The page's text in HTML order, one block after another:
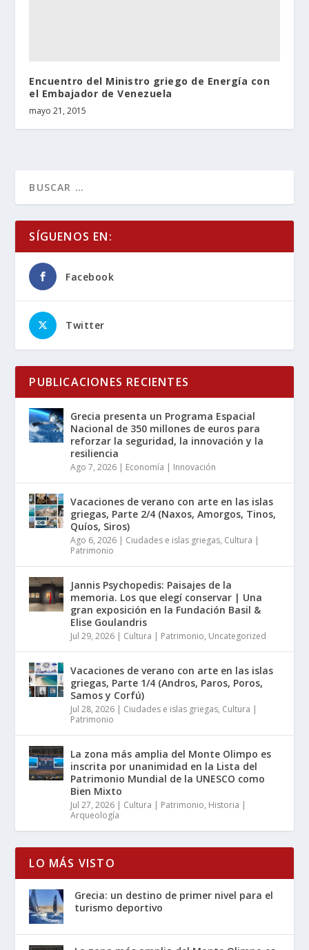
Encuentro del Ministro griego de Energía con
el Embajador de Venezuela
mayo 21, 2015
SÍGUENOS EN:
Facebook
Twitter
PUBLICACIONES RECIENTES
Grecia presenta un Programa Espacial
Nacional de 350 millones de euros para
reforzar la seguridad, la innovación y la
resiliencia
Ago 7, 2026 | Economía | Innovación
Vacaciones de verano con arte en las islas
griegas, Parte 2/4 (Naxos, Amorgos, Tinos,
Quíos, Siros)
Ago 6, 2026 | Ciudades e islas griegas, Cultura |
Patrimonio
Jannis Psychopedis: Paisajes de la
memoria. Los que elegí conservar | Una
gran exposición en la Fundación Basil &
Elise Goulandris
Jul 29, 2026 | Cultura | Patrimonio, Uncategorized
Vacaciones de verano con arte en las islas
griegas, Parte 1/4 (Andros, Paros, Poros,
Samos y Corfú)
Jul 28, 2026 | Ciudades e islas griegas, Cultura |
Patrimonio
La zona más amplia del Monte Olimpo es
inscrita por unanimidad en la Lista del
Patrimonio Mundial de la UNESCO como
Bien Mixto
Jul 27, 2026 | Cultura | Patrimonio, Historia |
Arqueología
LO MÁS VISTO
Grecia: un destino de primer nivel para el
turismo deportivo